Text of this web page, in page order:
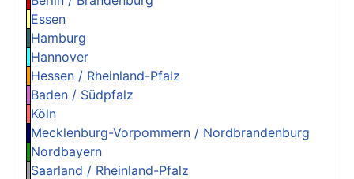
Essen
Hamburg
Hannover
Hessen / Rheinland-Pfalz
Baden / Südpfalz
Köln
Mecklenburg-Vorpommern / Nordbrandenburg
Nordbayern
Saarland / Rheinland-Pfalz